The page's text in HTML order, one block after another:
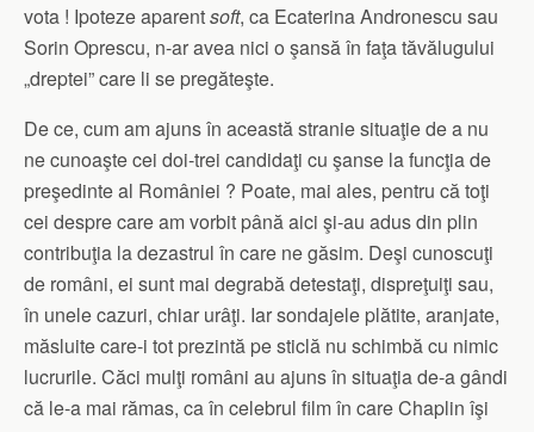
vota ! Ipoteze aparentsoft, ca Ecaterina Andronescu sau
Sorin Oprescu, n-ar avea nici o şansă în faţa tăvălugului
„dreptei” care li se pregăteşte.
De ce, cum am ajuns în această stranie situaţie de a nu
ne cunoaşte cei doi-trei candidaţi cu şanse la funcţia de
preşedinte al României ? Poate, mai ales, pentru că toţi
cei despre care am vorbit până aici şi-au adus din plin
contribuţia la dezastrul în care ne găsim. Deşi cunoscuţi
de români, ei sunt mai degrabă detestaţi, dispreţuiţi sau,
în unele cazuri, chiar urâţi. Iar sondajele plătite, aranjate,
măsluite care-i tot prezintă pe sticlă nu schimbă cu nimic
lucrurile. Căci mulţi români au ajuns în situaţia de-a gândi
că le-a mai rămas, ca în celebrul film în care Chaplin îşi